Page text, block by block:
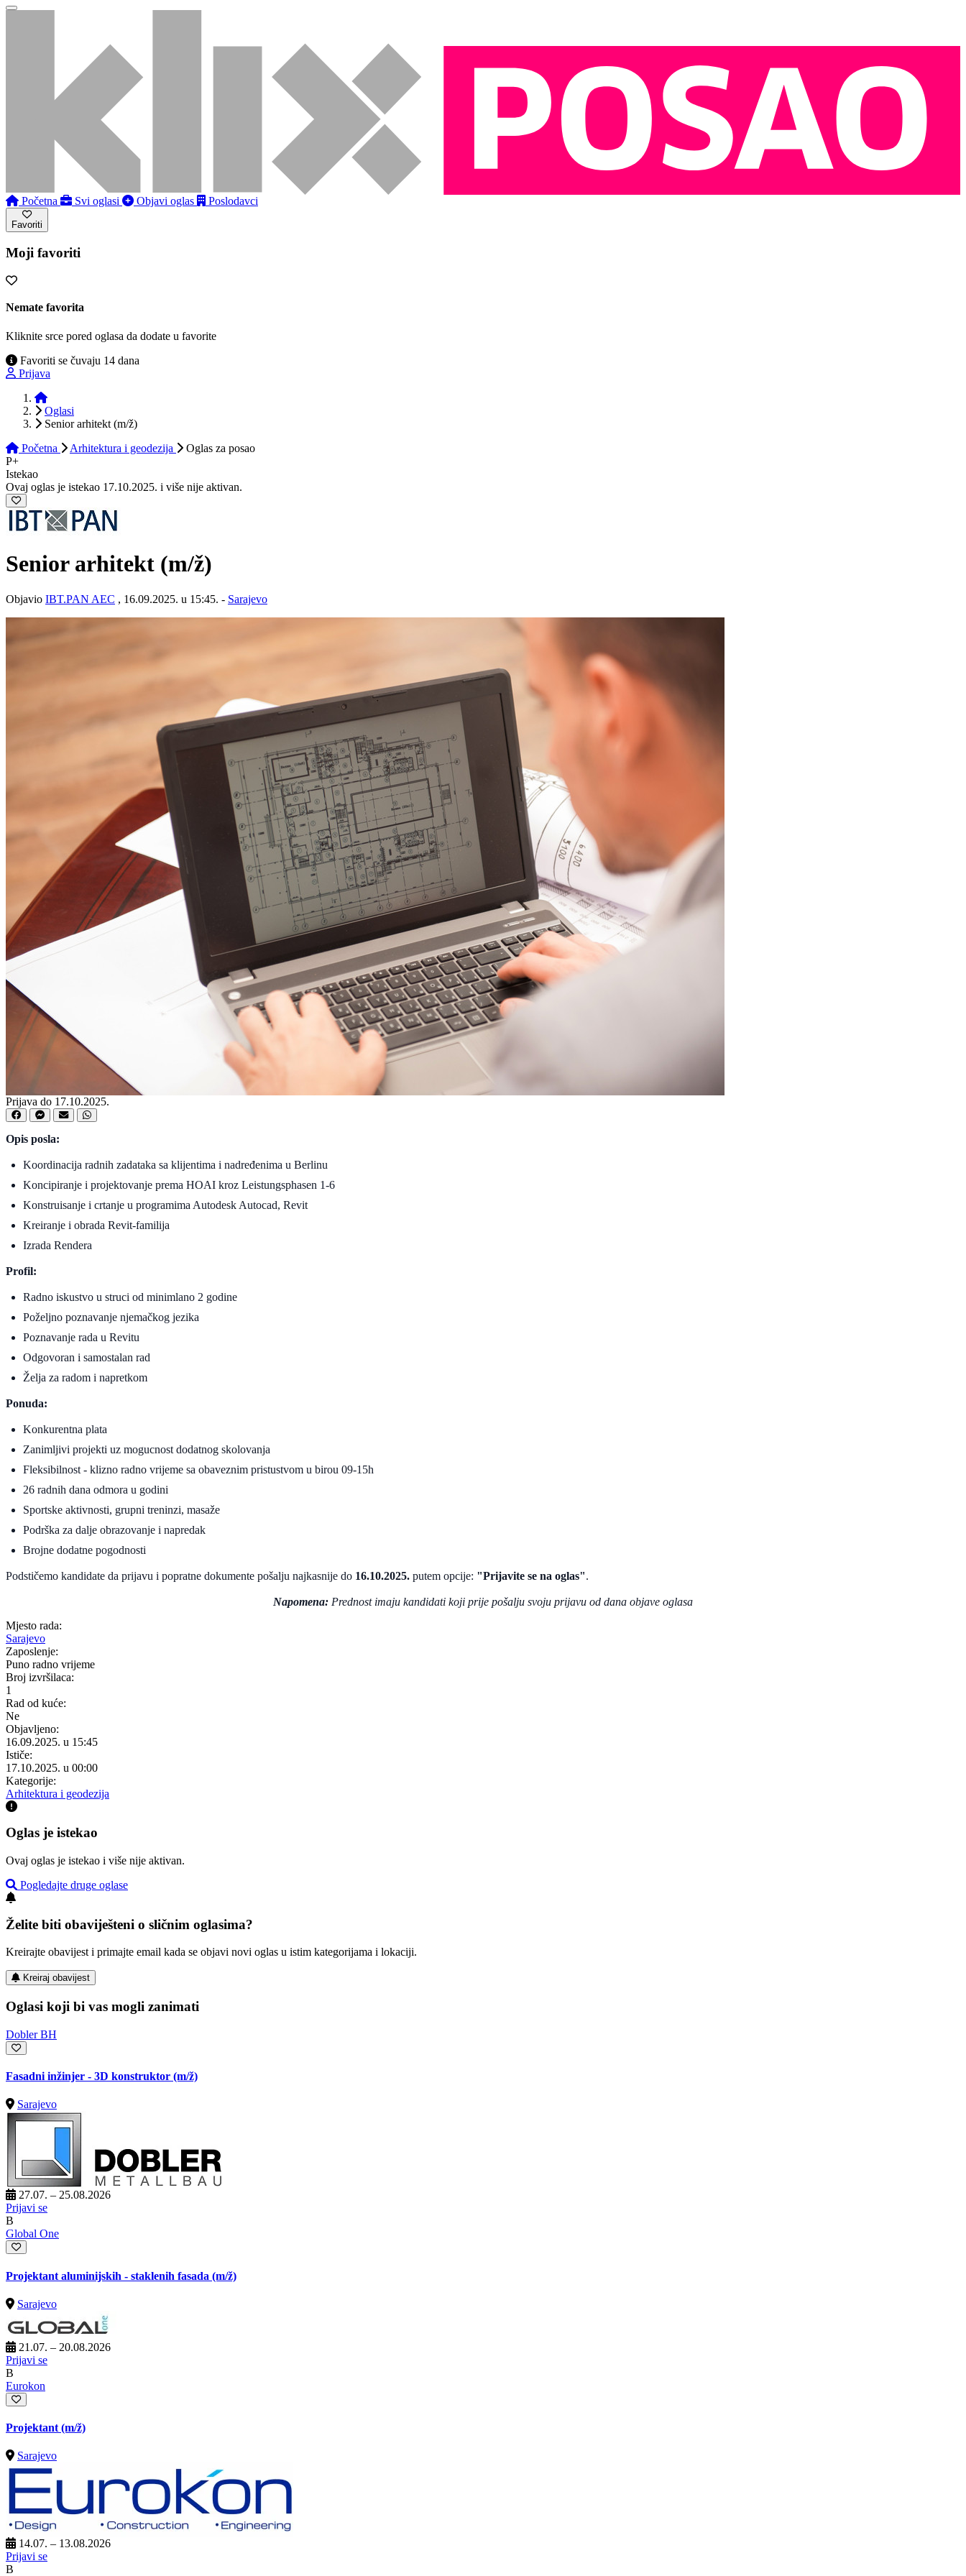
Početna Svi oglasi Objavi oglas Poslodavci
Favoriti
Moji favoriti
Nemate favorita
Kliknite srce pored oglasa da dodate u favorite
Favoriti se čuvaju 14 dana
Prijava
Početna
Oglasi
Senior arhitekt (m/ž)
Početna
Arhitektura i geodezija Oglas za posao
P+
Istekao
Ovaj oglas je istekao 17.10.2025. i više nije aktivan.
Senior arhitekt (m/ž)
Objavio IBT.PAN AEC , 16.09.2025. u 15:45. - Sarajevo
Prijava do 17.10.2025.
Opis posla:
Koordinacija radnih zadataka sa klijentima i nadređenima u Berlinu
Koncipiranje i projektovanje prema HOAI kroz Leistungsphasen 1-6
Konstruisanje i crtanje u programima Autodesk Autocad, Revit
Kreiranje i obrada Revit-familija
Izrada Rendera
Profil:
Radno iskustvo u struci od minimlano 2 godine
Poželjno poznavanje njemačkog jezika
Poznavanje rada u Revitu
Odgovoran i samostalan rad
Želja za radom i napretkom
Ponuda:
Konkurentna plata
Zanimljivi projekti uz mogucnost dodatnog skolovanja
Fleksibilnost - klizno radno vrijeme sa obaveznim pristustvom u birou 09-15h
26 radnih dana odmora u godini
Sportske aktivnosti, grupni treninzi, masaže
Podrška za dalje obrazovanje i napredak
Brojne dodatne pogodnosti
Podstičemo kandidate da prijavu i popratne dokumente pošalju najkasnije do 16.10.2025. putem opcije: "Prijavite se na oglas".
Napomena: Prednost imaju kandidati koji prije pošalju svoju prijavu od dana objave oglasa
Mjesto rada:
Sarajevo
Zaposlenje:
Puno radno vrijeme
Broj izvršilaca:
1
Rad od kuće:
Ne
Objavljeno:
16.09.2025. u 15:45
Ističe:
17.10.2025. u 00:00
Kategorije:
Arhitektura i geodezija
Oglas je istekao
Ovaj oglas je istekao i više nije aktivan.
Pogledajte druge oglase
Želite biti obaviješteni o sličnim oglasima?
Kreirajte obavijest i primajte email kada se objavi novi oglas u istim kategorijama i lokaciji.
Kreiraj obavijest
Oglasi koji bi vas mogli zanimati
Dobler BH
Fasadni inžinjer - 3D konstruktor (m/ž)
Sarajevo
27.07. – 25.08.2026
Prijavi se
B
Global One
Projektant aluminijskih - staklenih fasada (m/ž)
Sarajevo
21.07. – 20.08.2026
Prijavi se
B
Eurokon
Projektant (m/ž)
Sarajevo
14.07. – 13.08.2026
Prijavi se
B